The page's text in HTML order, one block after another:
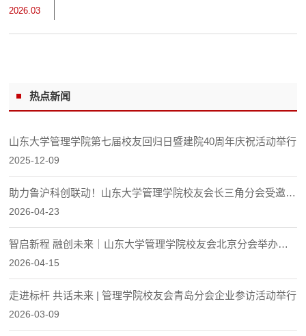
涵。他指出，具身智能因大模型技术突破迎来新一轮发...
2026.03
热点新闻
山东大学管理学院第七届校友回归日暨建院40周年庆祝活动举行
2025-12-09
助力鲁沪科创联动！山东大学管理学院校友会长三角分会受邀参
加山东在沪人才服务工作座谈会
2026-04-23
智启新程 融创未来｜山东大学管理学院校友会北京分会举办投
融资俱乐部AI主题活动
2026-04-15
走进标杆 共话未来 | 管理学院校友会青岛分会企业参访活动举行
2026-03-09